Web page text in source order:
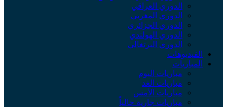
الدوري العراقي
الدوري المغربي
الدوري الجزائري
الدوري الهولندي
الدوري البرتغالي
مباريات اليوم
مباريات الغد
مباريات الأمس
مباريات جارية حالياً